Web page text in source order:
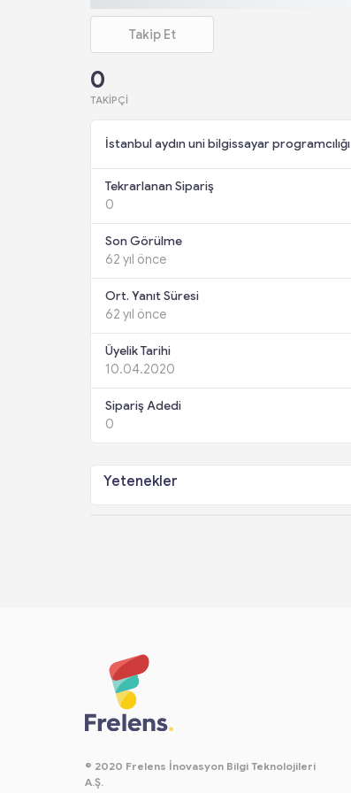
Takip Et
0
TAKIPÇI
İstanbul aydın uni bilgissayar programcılığı
Tekrarlanan Sipariş
0
Son Görülme
62 yıl önce
Ort. Yanıt Süresi
62 yıl önce
Üyelik Tarihi
10.04.2020
Sipariş Adedi
0
Yetenekler
© 2020 Frelens İnovasyon Bilgi Teknolojileri
A.Ş.